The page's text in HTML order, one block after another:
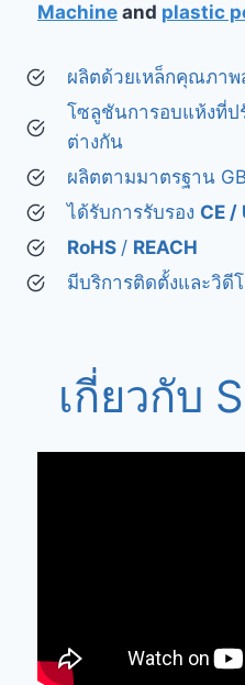
Machine and plastic
ผลิตด้วยเหล็กคุณภาพ
โซลูชันการอบแห้งที่ป
ต่างกัน
ผลิตตามมาตรฐาน
ได้รับการรับรอง CE /
RoHS / REACH
มีบริการติดตั้งและวิดี
เกี่ยวกับ